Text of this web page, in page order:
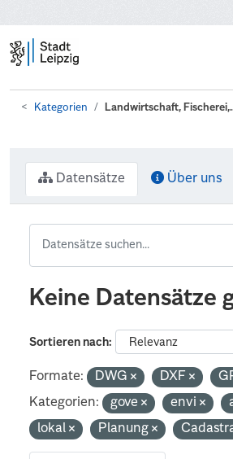
Kategorien Landwirtschaft,
Datensätze Über uns
Keine Datensätze
Sortieren nach
Formate: DWG DXF
Kategorien:
gove envi
lokal
Planung